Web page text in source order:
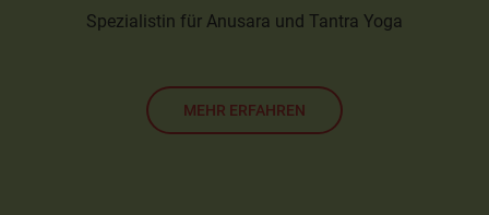
Spezialistin für Anusara und Tantra Yoga
MEHR ERFAHREN